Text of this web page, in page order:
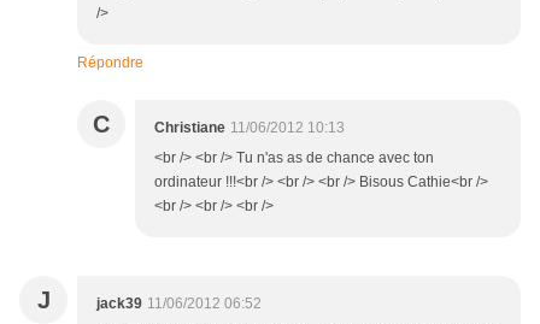
/>
Répondre
C Christiane 11/06/2012 10:13
<br /> <br /> Tu n'as as de chance avec ton
ordinateur !!!<br /> <br /> <br /> Bisous Cathie<br />
<br /> <br /> <br />
J jack39 11/06/2012 06:52